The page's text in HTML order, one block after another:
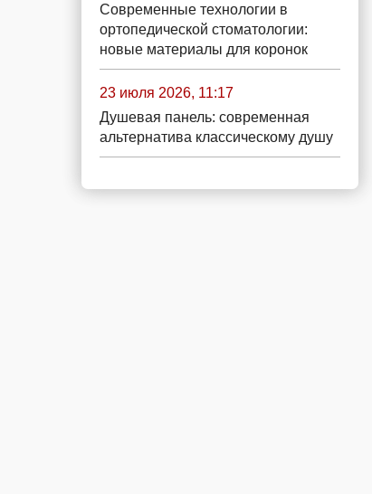
Современные технологии в
ортопедической стоматологии:
новые материалы для коронок
23 июля 2026, 11:17
Душевая панель: современная
альтернатива классическому душу